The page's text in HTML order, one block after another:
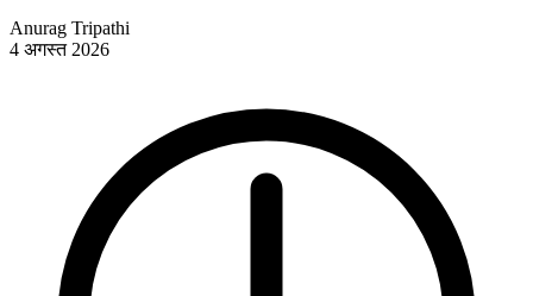
Anurag Tripathi
4 अगस्त 2026